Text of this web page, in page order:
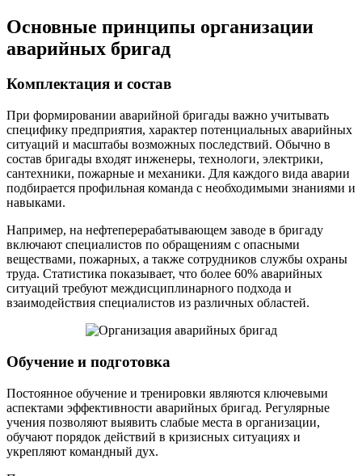
Основные принципы организации
аварийных бригад
Комплектация и состав
При формировании аварийной бригады важно учитывать
специфику предприятия, характер потенциальных аварийных
ситуаций и масштабы возможных последствий. Обычно в
состав бригады входят инженеры, технологи, электрики,
сантехники, пожарные и механики. Для каждого вида аварии
подбирается профильная команда с необходимыми знаниями и
навыками.
Например, на нефтеперерабатывающем заводе в бригаду
включают специалистов по обращениям с опасными
веществами, пожарных, а также сотрудников службы охраны
труда. Статистика показывает, что более 60% аварийных
ситуаций требуют междисциплинарного подхода и
взаимодействия специалистов из различных областей.
Обучение и подготовка
Постоянное обучение и тренировки являются ключевыми
аспектами эффективности аварийных бригад. Регулярные
учения позволяют выявить слабые места в организации,
обучают порядок действий в кризисных ситуациях и
укрепляют командный дух.